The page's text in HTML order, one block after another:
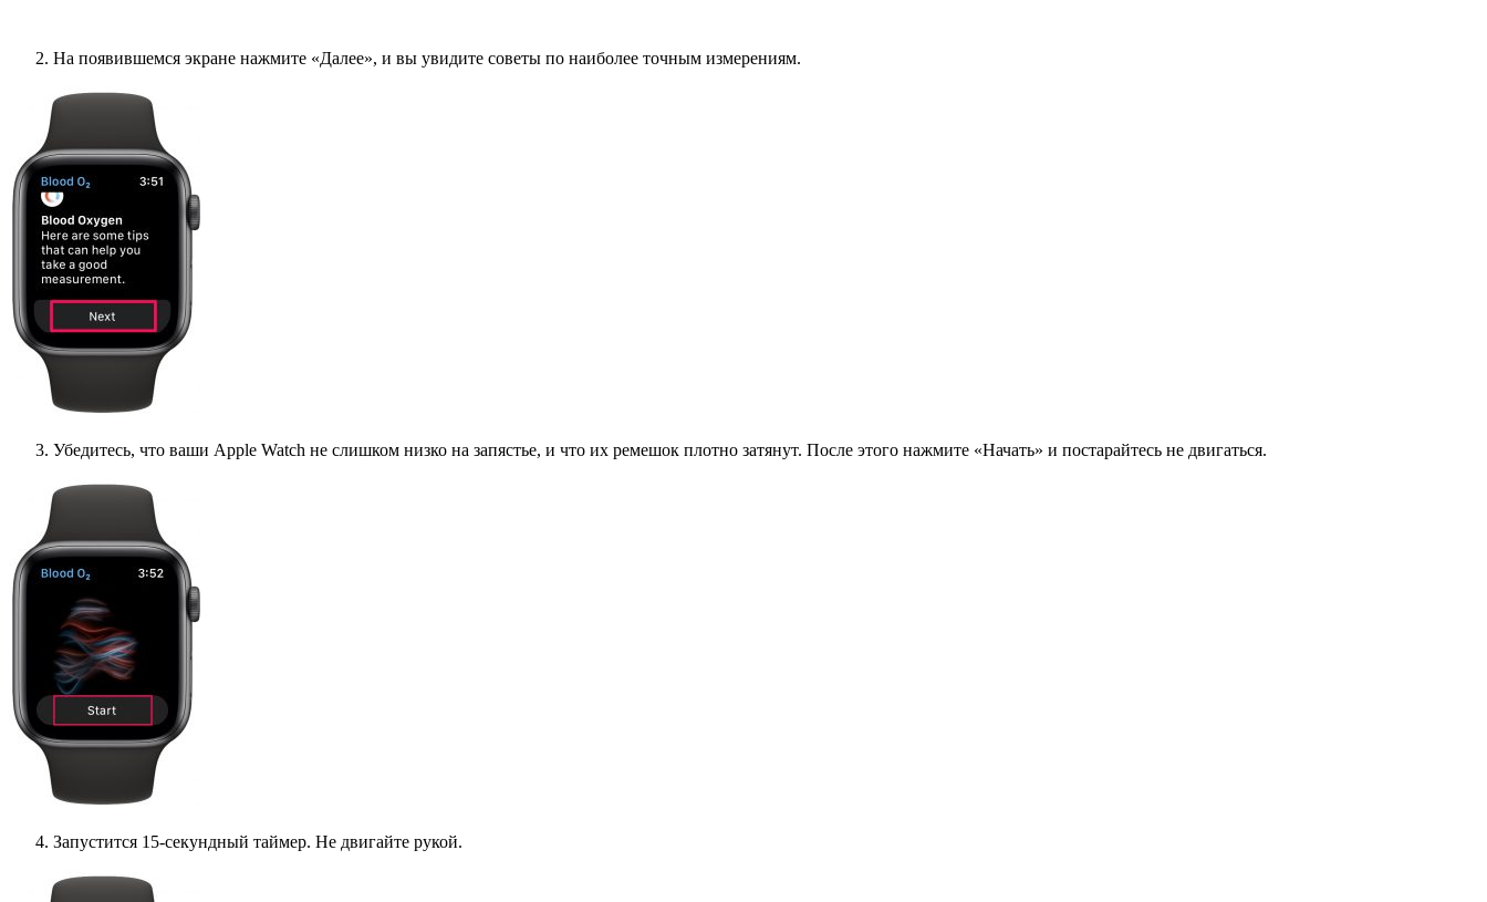
На появившемся экране нажмите «Далее», и вы увидите советы по наиболее точным измерениям.
Убедитесь, что ваши Apple Watch не слишком низко на запястье, и что их ремешок плотно затянут. После этого нажмите «Начать» и постарайтесь не двигаться.
Запустится 15-секундный таймер. Не двигайте рукой.